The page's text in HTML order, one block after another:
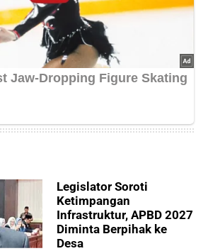
Legislator Soroti
Ketimpangan
Infrastruktur, APBD 2027
Diminta Berpihak ke
Desa